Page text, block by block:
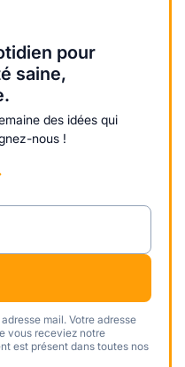
pour
saine,
des idées qui
nous !
mail. Votre adresse
vous receviez notre
est présent dans toutes nos